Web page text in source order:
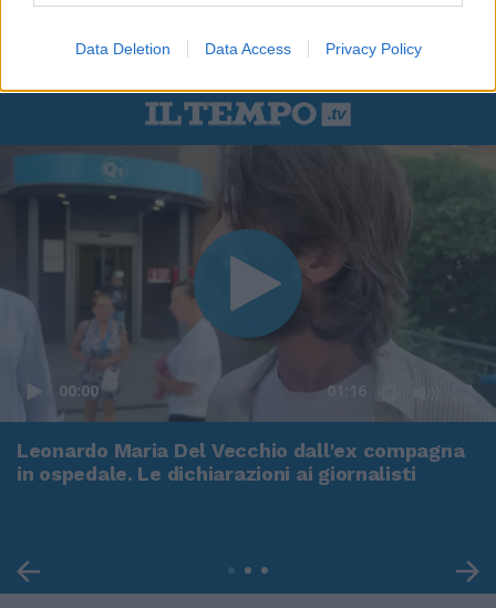
Data Deletion Data Access Privacy Policy
00:00 01:16
Leonardo Maria Del Vecchio dall'ex compagna
in ospedale. Le dichiarazioni ai giornalisti